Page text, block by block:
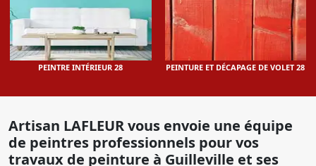
PEINTRE INTÉRIEUR 28 PEINTURE ET DÉCAPAGE DE VOLET 28
Artisan LAFLEUR vous envoie une équipe
de peintres professionnels pour vos
travaux de peinture à Guilleville et ses